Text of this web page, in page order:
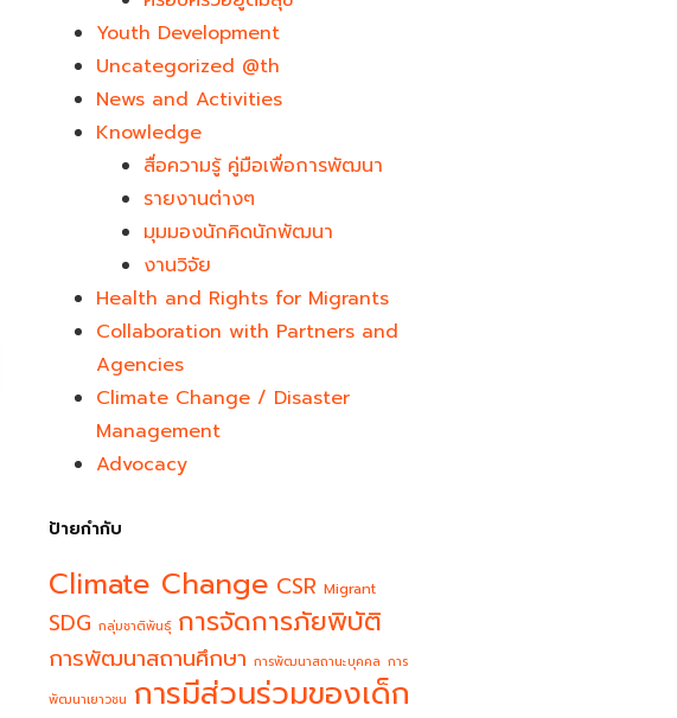
Youth Development​
Uncategorized @th
News and Activities
Knowledge
สื่อความรู้ คู่มือเพื่อการพัฒนา
รายงานต่างๆ
มุมมองนักคิดนักพัฒนา
งานวิจัย
Health and Rights for Migrants
Collaboration with Partners and
Agencies
Climate Change / Disaster
Management
Advocacy
ป้ายกำกับ
Climate Change CSR Migrant
SDG กลุ่มชาติพันธุ์ การจัดการภัยพิบัติ
การพัฒนาสถานศึกษา การพัฒนาสถานะบุคคล การ
พัฒนาเยาวชน การมีส่วนร่วมของเด็ก